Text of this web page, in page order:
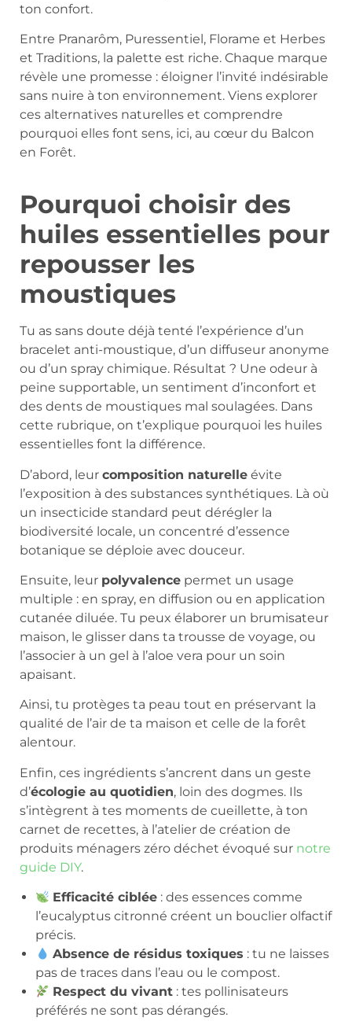
ton confort.
Entre Pranarôm, Puressentiel, Florame et Herbes
et Traditions, la palette est riche. Chaque marque
révèle une promesse : éloigner l’invité indésirable
sans nuire à ton environnement. Viens explorer
ces alternatives naturelles et comprendre
pourquoi elles font sens, ici, au cœur du Balcon
en Forêt.
Pourquoi choisir des
huiles essentielles pour
repousser les
moustiques
Tu as sans doute déjà tenté l’expérience d’un
bracelet anti-moustique, d’un diffuseur anonyme
ou d’un spray chimique. Résultat ? Une odeur à
peine supportable, un sentiment d’inconfort et
des dents de moustiques mal soulagées. Dans
cette rubrique, on t’explique pourquoi les huiles
essentielles font la différence.
D’abord, leur composition naturelle évite
l’exposition à des substances synthétiques. Là où
un insecticide standard peut dérégler la
biodiversité locale, un concentré d’essence
botanique se déploie avec douceur.
Ensuite, leur polyvalence permet un usage
multiple : en spray, en diffusion ou en application
cutanée diluée. Tu peux élaborer un brumisateur
maison, le glisser dans ta trousse de voyage, ou
l’associer à un gel à l’aloe vera pour un soin
apaisant.
Ainsi, tu protèges ta peau tout en préservant la
qualité de l’air de ta maison et celle de la forêt
alentour.
Enfin, ces ingrédients s’ancrent dans un geste
d’écologie au quotidien, loin des dogmes. Ils
s’intègrent à tes moments de cueillette, à ton
carnet de recettes, à l’atelier de création de
produits ménagers zéro déchet évoqué sur notre
guide DIY.
Efficacité ciblée : des essences comme
l’eucalyptus citronné créent un bouclier olfactif
précis.
Absence de résidus toxiques : tu ne laisses
pas de traces dans l’eau ou le compost.
Respect du vivant : tes pollinisateurs
préférés ne sont pas dérangés.